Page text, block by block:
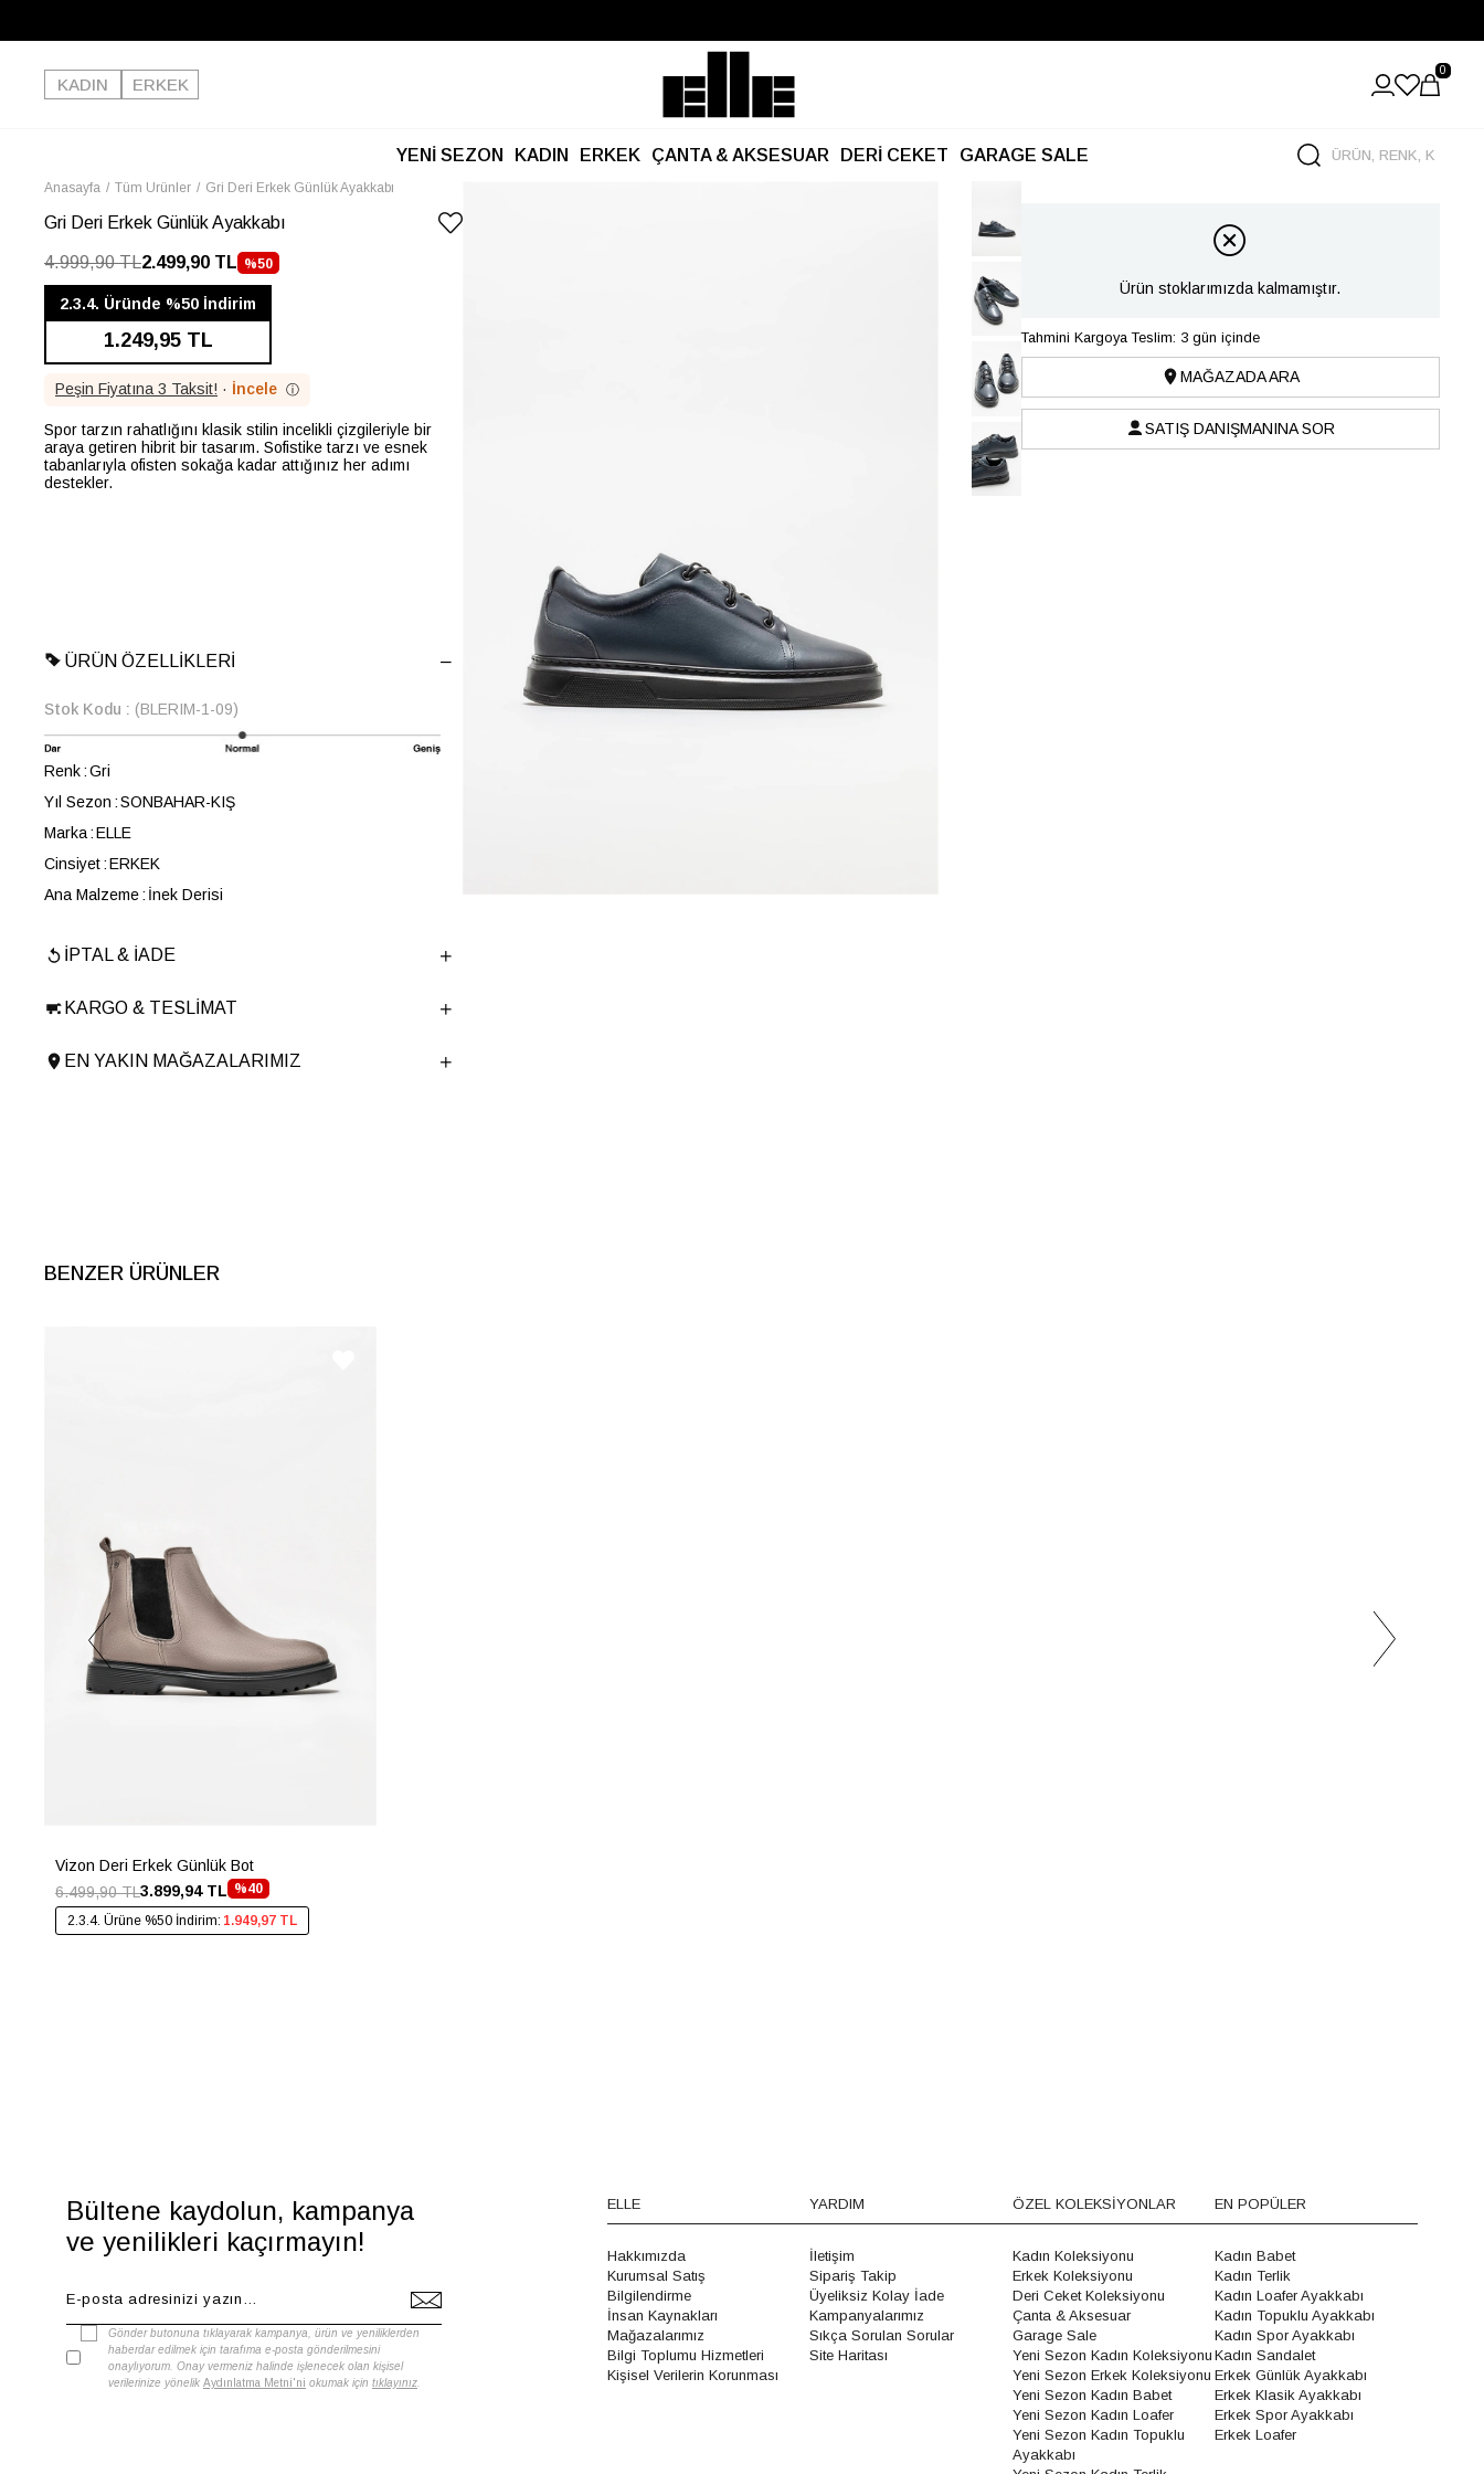
Kargo Ücretsiz!
KADIN
ERKEK
0
YENİ SEZON KADIN ERKEK ÇANTA & AKSESUAR DERİ CEKET GARAGE SALE
Anasayfa Tüm Ürünler Gri Deri Erkek Günlük Ayakkabı
Gri Deri Erkek Günlük Ayakkabı
4.999,90 TL2.499,90 TL %50
İNDIRIM
2.3.4. Üründe %50 İndirim
1.249,95 TL
Peşin Fiyatına 3 Taksit! · İncele ⓘ
Spor tarzın rahatlığını klasik stilin incelikli çizgileriyle bir
araya getiren hibrit bir tasarım. Sofistike tarzı ve esnek
tabanlarıyla ofisten sokağa kadar attığınız her adımı
destekler.
ÜRÜN ÖZELLIKLERI
Stok Kodu (BLERIM-1-09)
Renk Gri
Yıl Sezon SONBAHAR-KIŞ
Marka ELLE
Cinsiyet ERKEK
Ana Malzeme İnek Derisi
Topuk Boyu
3 cm
Ürün Cinsi
Casual
Taban Yüksekliği
3 cm
İPTAL & İADE
KARGO & TESLIMAT
EN YAKIN MAĞAZALARIMIZ
Ürün stoklarımızda kalmamıştır.
Tahmini Kargoya Teslim: 3 gün içinde
MAĞAZADA ARA
SATIŞ DANIŞMANINA SOR
BENZER ÜRÜNLER
Vizon Deri Erkek Günlük Bot
%40
3.899,94 TL
6.499,90 TL
2.3.4. Ürüne %50 İndirim: 1.949,97 TL
Bültene kaydolun, kampanya
ve yenilikleri kaçırmayın!
Gönder butonuna tıklayarak kampanya, ürün ve yeniliklerden
haberdar edilmek için tarafıma e-posta gönderilmesini
onaylıyorum. Onay vermeniz halinde işlenecek olan kişisel
verilerinize yönelik Aydınlatma Metni'ni okumak için tıklayınız
ELLE
Hakkımızda
Kurumsal Satış
Bilgilendirme
İnsan Kaynakları
Mağazalarımız
Bilgi Toplumu Hizmetleri
Kişisel Verilerin Korunması
YARDIM
İletişim
Sipariş Takip
Üyeliksiz Kolay İade
Kampanyalarımız
Sıkça Sorulan Sorular
Site Haritası
ÖZEL KOLEKSİYONLAR
Kadın Koleksiyonu
Erkek Koleksiyonu
Deri Ceket Koleksiyonu
Çanta & Aksesuar
Garage Sale
Yeni Sezon Kadın Koleksiyonu
Yeni Sezon Erkek Koleksiyonu
Yeni Sezon Kadın Babet
Yeni Sezon Kadın Loafer
Yeni Sezon Kadın Topuklu
Ayakkabı
EN POPÜLER
Kadın Babet
Kadın Terlik
Kadın Loafer Ayakkabı
Kadın Topuklu Ayakkabı
Kadın Spor Ayakkabı
Kadın Sandalet
Erkek Günlük Ayakkabı
Erkek Klasik Ayakkabı
Erkek Spor Ayakkabı
Erkek Loafer